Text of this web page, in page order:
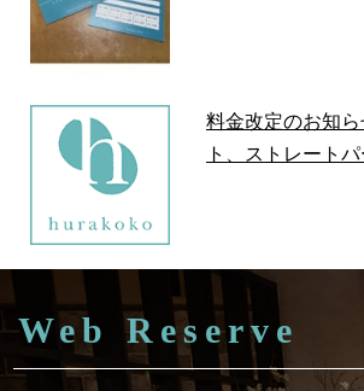
料金改定のお知
ト、ストレートパ
Web Reserve